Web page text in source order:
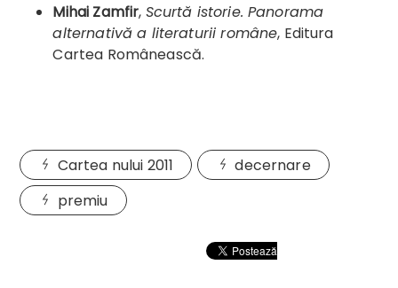
Mihai Zamfir, Scurtă istorie. Panorama
alternativă a literaturii române, Editura
Cartea Românească.
Cartea nului 2011
decernare
premiu